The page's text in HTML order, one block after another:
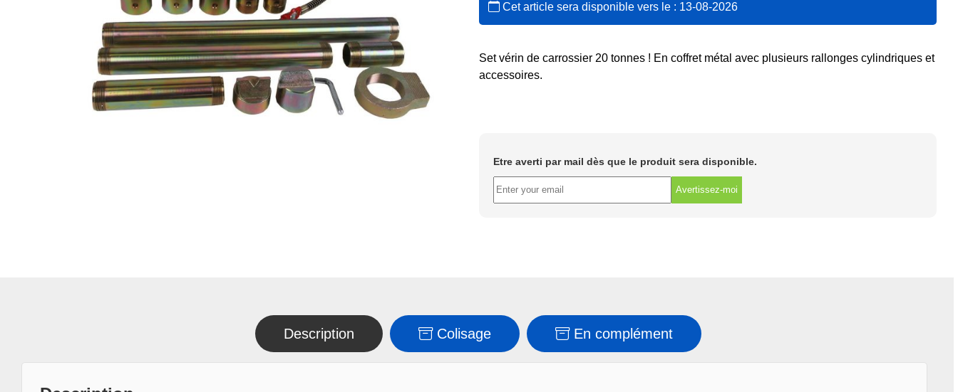
510€.
449€.
Cet article sera disponible vers le : 13-08-2026
Set vérin de carrossier 20 tonnes ! En coffret métal avec plusieurs rallonges cylindriques et
accessoires.
Etre averti par mail dès que le produit sera disponible.
Avertissez-moi
Description Colisage En complément